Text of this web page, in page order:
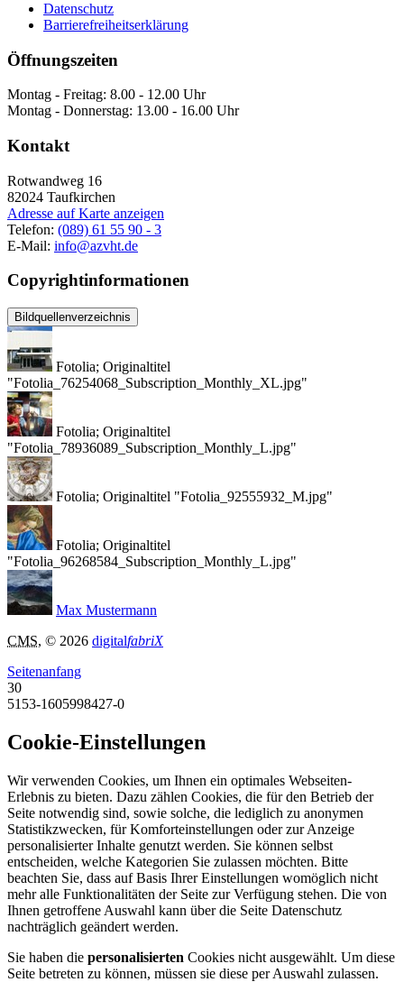
Datenschutz
Barrierefreiheitserklärung
Öffnungszeiten
Montag - Freitag: 8.00 - 12.00 Uhr
Montag - Donnerstag: 13.00 - 16.00 Uhr
Kontakt
Rotwandweg 16
82024 Taufkirchen
Adresse auf Karte anzeigen
Telefon: (089) 61 55 90 - 3
E-Mail: info@azvht.de
Copyrightinformationen
Bildquellenverzeichnis
Fotolia; Originaltitel
"Fotolia_76254068_Subscription_Monthly_XL.jpg"
Fotolia; Originaltitel
"Fotolia_78936089_Subscription_Monthly_L.jpg"
Fotolia; Originaltitel "Fotolia_92555932_M.jpg"
Fotolia; Originaltitel
"Fotolia_96268584_Subscription_Monthly_L.jpg"
Max Mustermann
CMS, © 2026 digitalfabriX
Seitenanfang
30
5153-1605998427-0
Cookie-Einstellungen
Wir verwenden Cookies, um Ihnen ein optimales Webseiten-
Erlebnis zu bieten. Dazu zählen Cookies, die für den Betrieb der
Seite notwendig sind, sowie solche, die lediglich zu anonymen
Statistikzwecken, für Komforteinstellungen oder zur Anzeige
personalisierter Inhalte genutzt werden. Sie können selbst
entscheiden, welche Kategorien Sie zulassen möchten. Bitte
beachten Sie, dass auf Basis Ihrer Einstellungen womöglich nicht
mehr alle Funktionalitäten der Seite zur Verfügung stehen. Die von
Ihnen getroffene Auswahl kann über die Seite Datenschutz
nachträglich geändert werden.
Sie haben die personalisierten Cookies nicht ausgewählt. Um diese
Seite betreten zu können, müssen sie diese per Auswahl zulassen.